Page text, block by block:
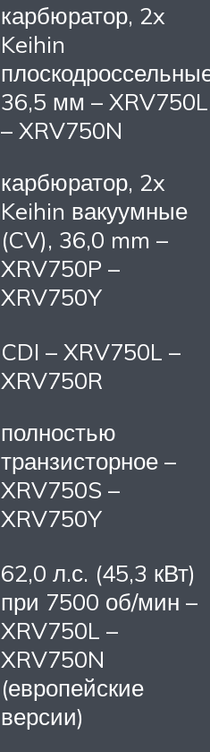
карбюратор, 2x
Keihin
36,5 мм – XRV750L
– XRV750N
карбюратор, 2x
Keihin вакуумные
(CV), 36,0 mm –
XRV750P –
XRV750Y
CDI – XRV750L –
XRV750R
полностью
транзисторное –
XRV750S –
XRV750Y
62,0 л.с. (45,3 кВт)
при 7500 об/мин –
XRV750L –
XRV750N
(европейские
версии)